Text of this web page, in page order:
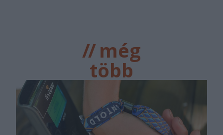
//még
több
főtér.ro